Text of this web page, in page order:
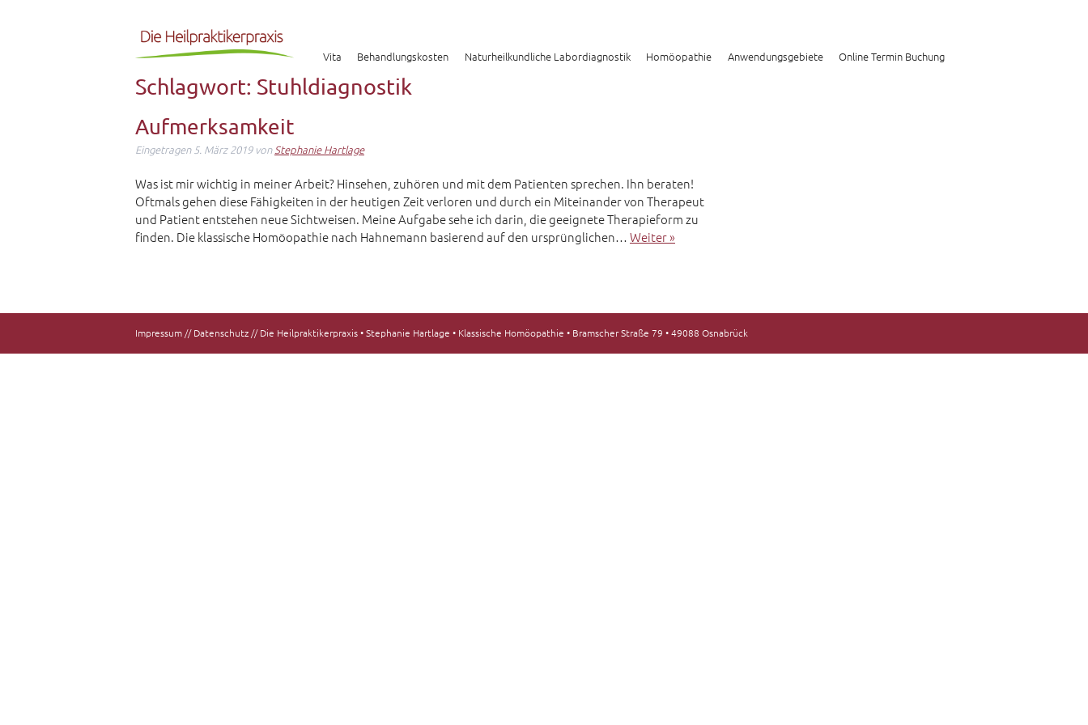
Vita Behandlungskosten Naturheilkundliche Labordiagnostik Homöopathie Anwendungsgebiete Online Termin Buchung
Schlagwort: Stuhldiagnostik
Aufmerksamkeit
Eingetragen 5. März 2019 von Stephanie Hartlage
Was ist mir wichtig in meiner Arbeit? Hinsehen, zuhören und mit dem Patienten sprechen. Ihn beraten!
Oftmals gehen diese Fähigkeiten in der heutigen Zeit verloren und durch ein Miteinander von Therapeut
und Patient entstehen neue Sichtweisen. Meine Aufgabe sehe ich darin, die geeignete Therapieform zu
finden. Die klassische Homöopathie nach Hahnemann basierend auf den ursprünglichen…Weiter »
Impressum //Datenschutz // Die Heilpraktikerpraxis • Stephanie Hartlage • Klassische Homöopathie • Bramscher Straße 79 • 49088 Osnabrück